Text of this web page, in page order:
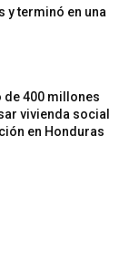
y terminó en una
de 400 millones
vivienda social
en Honduras